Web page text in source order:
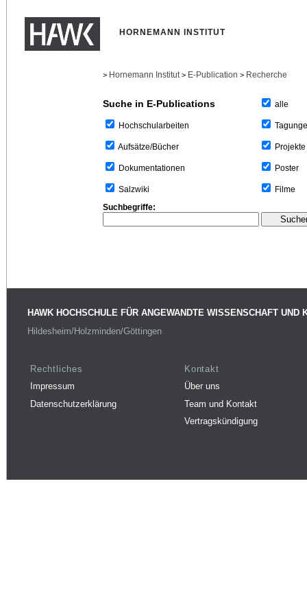
HORNEMANN INSTITUT
> Hornemann Institut > E-Publication > Recherche
Suche in E-Publications
Hochschularbeiten
Aufsätze/Bücher
Dokumentationen
Salzwiki
alle
Projekte
Poster
Filme
Suchbegriffe:
HAWK HOCHSCHULE FÜR ANGEWANDTE WISSENSCHAFT UND
Hildesheim/Holzminden/Göttingen
Rechtliches
Impressum
Datenschutzerklärung
Kontakt
Über uns
Team und Kontakt
Vertragskündigung